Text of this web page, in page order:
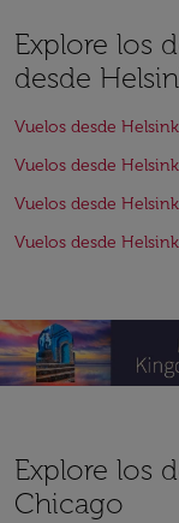
Explore los
desde
Vuelos desde
Vuelos desde
Vuelos desde
Vuelos desde
Explore los
Chicago